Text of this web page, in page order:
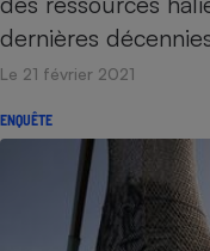
dernières
Le 21 février 2021
ENQUÊTE